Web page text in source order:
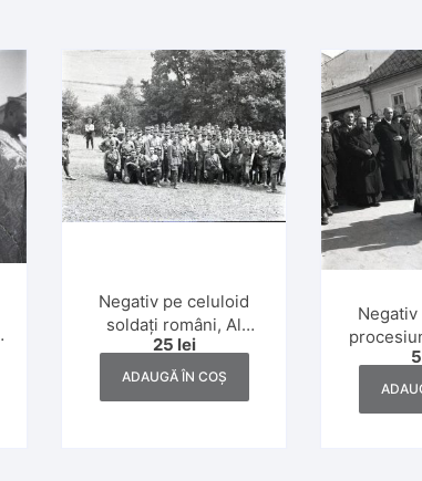
Negativ pe celuloid
soldați români, Al
Doilea Război Mondial
25 lei
ADAUGĂ ÎN COȘ
greco-